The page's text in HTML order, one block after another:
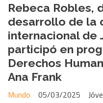
Rebeca Robles,
desarrollo de la
internacional de
participó en
Derechos
Ana Frank
Mundo
05/03/2025